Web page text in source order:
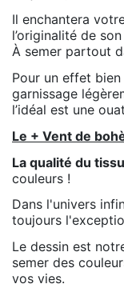
Il enchantera
l’originalité de
À semer partout
Pour un effet
garnissage
l’idéal est une
Le + Vent de
La qualité du
couleurs !
Dans l'univers
toujours
Le dessin est
semer des
vos vies.